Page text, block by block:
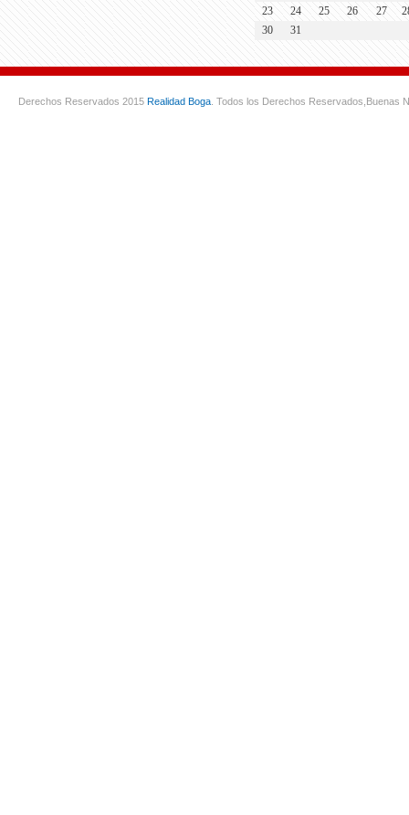
23 24 25 26 27
30
31
Derechos Reservados 2015 Realidad Boga . Todos los Derechos Reservados, Buenas